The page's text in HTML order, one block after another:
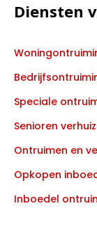
Diensten
Speciale
Senioren
Ontruimen en
Opkopen
Inboedel